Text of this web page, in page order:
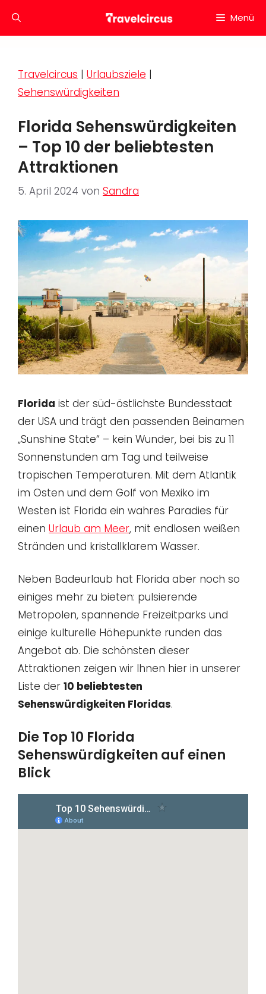
Inhalt
Menü
Travelcircus | Urlaubsziele |
Sehenswürdigkeiten
Florida Sehenswürdigkeiten
– Top 10 der beliebtesten
Attraktionen
5. April 2024 von Sandra
Florida ist der süd-östlichste Bundesstaat
der USA und trägt den passenden Beinamen
„Sunshine State“ – kein Wunder, bei bis zu 11
Sonnenstunden am Tag und teilweise
tropischen Temperaturen. Mit dem Atlantik
im Osten und dem Golf von Mexiko im
Westen ist Florida ein wahres Paradies für
einen Urlaub am Meer, mit endlosen weißen
Stränden und kristallklarem Wasser.
Neben Badeurlaub hat Florida aber noch so
einiges mehr zu bieten: pulsierende
Metropolen, spannende Freizeitparks und
einige kulturelle Höhepunkte runden das
Angebot ab. Die schönsten dieser
Attraktionen zeigen wir Ihnen hier in unserer
Liste der 10 beliebtesten
Sehenswürdigkeiten Floridas.
Die Top 10 Florida
Sehenswürdigkeiten auf einen
Blick